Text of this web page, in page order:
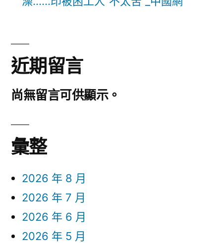
近期留言
尚無留言可供顯示。
彙整
2026 年 8 月
2026 年 7 月
2026 年 6 月
2026 年 5 月